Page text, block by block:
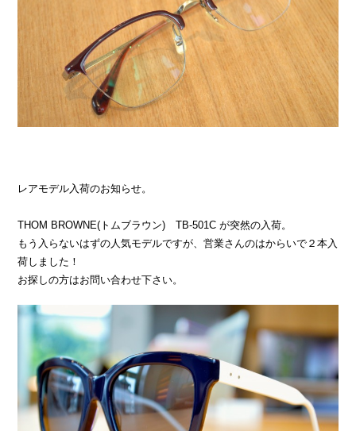
レアモデル入荷のお知らせ。
THOM BROWNE(トムブラウン) TB-501C が突然の入荷。
もう入らないはずの人気モデルですが、営業さんのはからいで２本入
荷しました！
お探しの方はお問い合わせ下さい。